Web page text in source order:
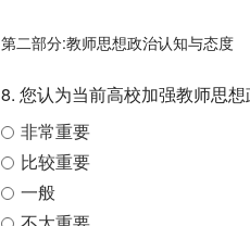
第二部分:教师思想政治认知与态度
8. 您认为当前高校加强教师思
非常重要
比较重要
一般